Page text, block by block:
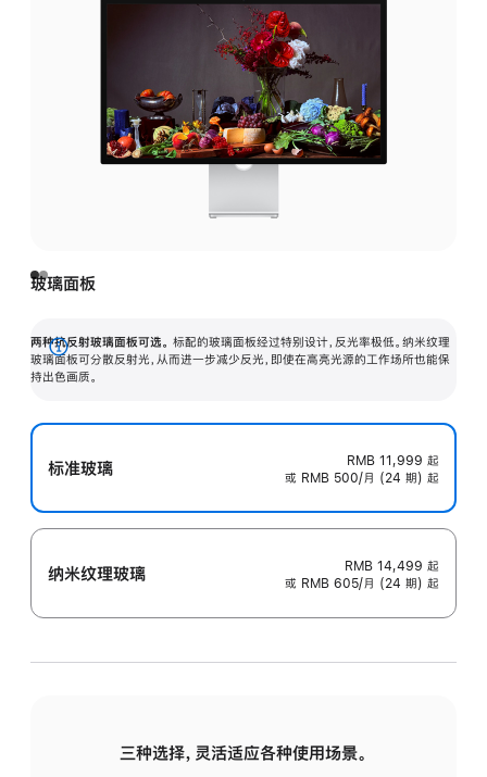
玻璃面板
两种抗反射玻璃面板可选。 标配的玻璃面板经过特别设计，反光率极低。纳米纹理
玻璃面板可分散反射光，从而进一步减少反光，即使在高亮光源的工作场所也能保
持出色画质。
展
开
标准玻璃 RMB 11,999 起
或 RMB 500/月 (24 期) 起
纳米纹理玻璃 RMB 14,499 起
或 RMB 605/月 (24 期) 起
三种选择，灵活适应各种使用场景。